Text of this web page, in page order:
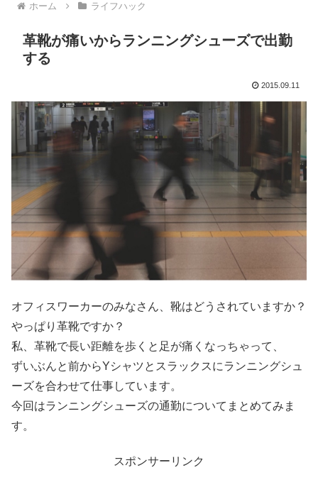
ホーム ライフハック
革靴が痛いからランニングシューズで出勤
する
2015.09.11
オフィスワーカーのみなさん、靴はどうされていますか？
やっぱり革靴ですか？
私、革靴で長い距離を歩くと足が痛くなっちゃって、
ずいぶんと前からYシャツとスラックスにランニングシュ
ーズを合わせて仕事しています。
今回はランニングシューズの通勤についてまとめてみま
す。
スポンサーリンク